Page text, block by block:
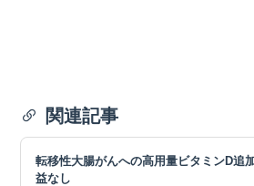
関連記事
転移性大腸がんへの高用量ビタミンD追
益なし